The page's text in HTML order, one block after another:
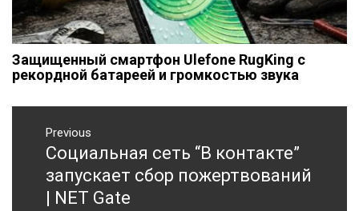
Защищенный смартфон Ulefone RugKing с
рекордной батареей и громкостью звука
Навигация
записям
Previous
Previous
post:
Социальная сеть “В контакте”
запускает сбор пожертвований
| NET Gate